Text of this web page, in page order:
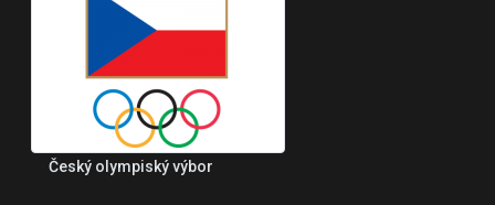
Český olympiský výbor